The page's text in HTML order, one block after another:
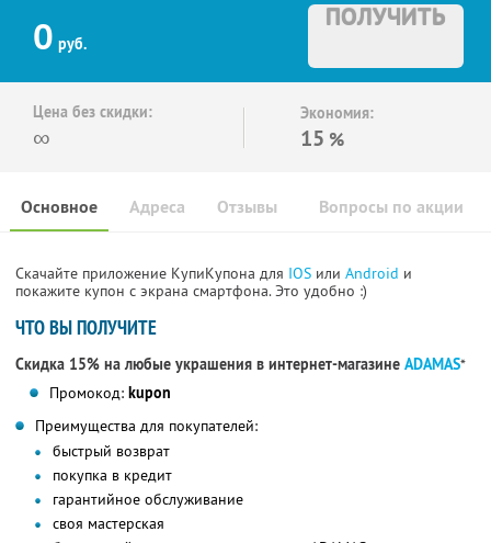
0 руб.
ПОЛУЧИТЬ
Цена без скидки:
∞
Экономия:
15 %
Основное Отзывы Вопросы по акции
Адреса
Скачайте приложение КупиКупона для IOS или Android и
покажите купон с экрана смартфона. Это удобно :)
ЧТО ВЫ ПОЛУЧИТЕ
Скидка 15% на любые украшения в интернет-магазине ADAMAS*
Промокод: kupon
Преимущества для покупателей:
быстрый возврат
покупка в кредит
гарантийное обслуживание
своя мастерская